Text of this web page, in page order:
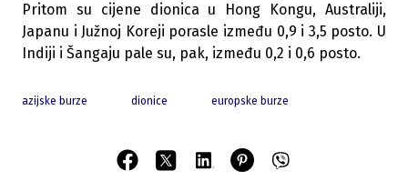
Pritom su cijene dionica u Hong Kongu, Australiji,
Japanu i Južnoj Koreji porasle između 0,9 i 3,5 posto. U
Indiji i Šangaju pale su, pak, između 0,2 i 0,6 posto.
azijske burze dionice europske burze